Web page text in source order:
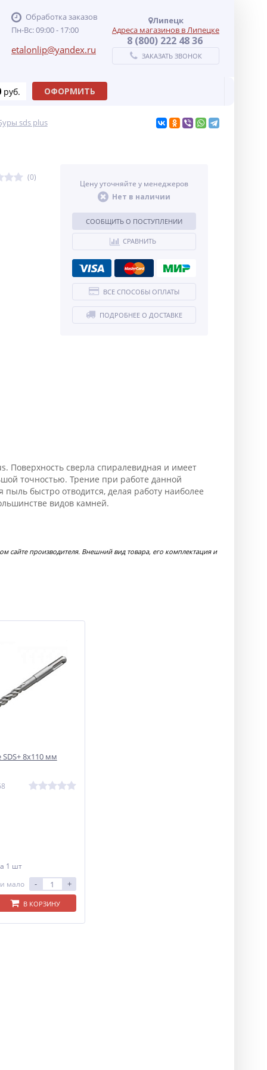
Обработка заказов
Пн-Вс: 09:00 - 17:00
etalonlip@yandex.ru
Липецк
Адреса магазинов в Липецке
8 (800) 222 48 36
ЗАКАЗАТЬ ЗВОНОК
руб. ОФОРМИТЬ
sds plus
(0)
Цену уточняйте у менеджеров
Нет в наличии
СООБЩИТЬ О ПОСТУПЛЕНИИ
СРАВНИТЬ
ВСЕ СПОСОБЫ ОПЛАТЫ
ПОДРОБНЕЕ О ДОСТАВКЕ
Поверхность сверла спиралевидная и имеет
точностью. Трение при работе данной
быстро отводится, делая работу наиболее
видов камней.
сайте производителя. Внешний вид товара, его комплектация и
8х110 мм
1 шт
мало
- +
В КОРЗИНУ